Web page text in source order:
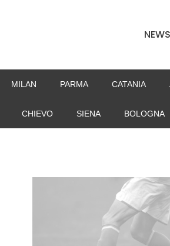
NEWS
MILAN PARMA CATANIA
CHIEVO SIENA BOLOGNA